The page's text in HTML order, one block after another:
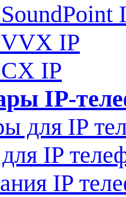
IP
IP
IP-
для IP
IP
IP